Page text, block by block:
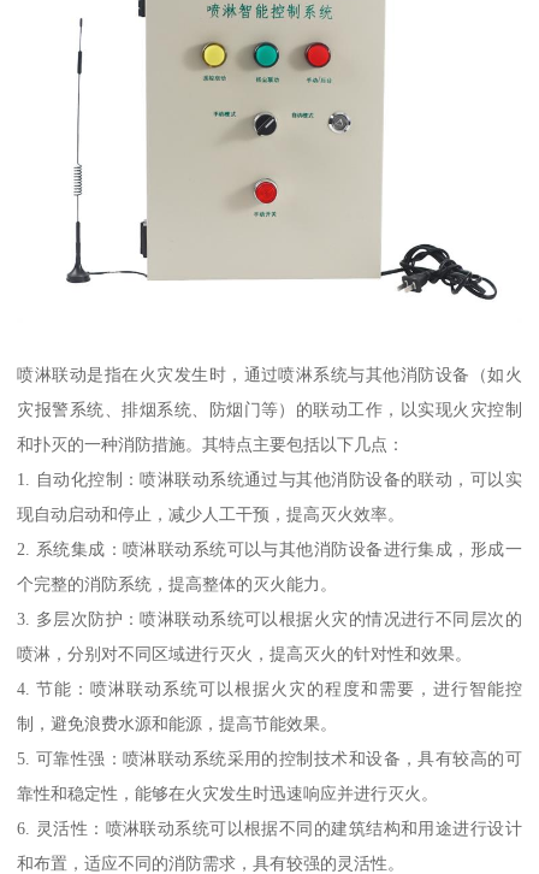
喷淋联动是指在火灾发生时，通过喷淋系统与其他消防设备（如火
灾报警系统、排烟系统、防烟门等）的联动工作，以实现火灾控制
和扑灭的一种消防措施。其特点主要包括以下几点：
1. 自动化控制：喷淋联动系统通过与其他消防设备的联动，可以实
现自动启动和停止，减少人工干预，提高灭火效率。
2. 系统集成：喷淋联动系统可以与其他消防设备进行集成，形成一
个完整的消防系统，提高整体的灭火能力。
3. 多层次防护：喷淋联动系统可以根据火灾的情况进行不同层次的
喷淋，分别对不同区域进行灭火，提高灭火的针对性和效果。
4. 节能：喷淋联动系统可以根据火灾的程度和需要，进行智能控
制，避免浪费水源和能源，提高节能效果。
5. 可靠性强：喷淋联动系统采用的控制技术和设备，具有较高的可
靠性和稳定性，能够在火灾发生时迅速响应并进行灭火。
6. 灵活性：喷淋联动系统可以根据不同的建筑结构和用途进行设计
和布置，适应不同的消防需求，具有较强的灵活性。